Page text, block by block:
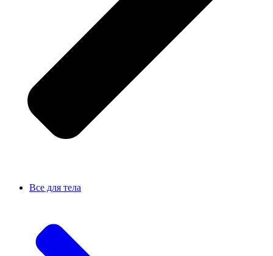
Все для тела